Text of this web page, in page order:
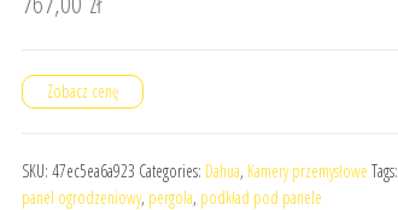
Zobacz cenę
SKU: 47ec5ea6a923 Categories: Dahua, Kamery przemysłowe Tags:
panel ogrodzeniowy, pergola, podkład pod panele